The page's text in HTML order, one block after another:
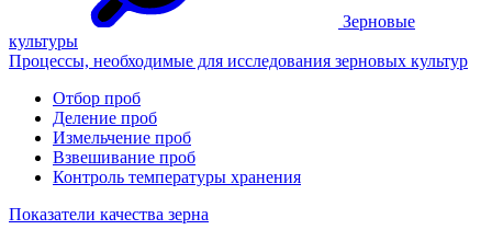
Зерновые
культуры
Процессы, необходимые для исследования зерновых культур
Отбор проб
Деление проб
Измельчение проб
Взвешивание проб
Контроль температуры хранения
Показатели качества зерна